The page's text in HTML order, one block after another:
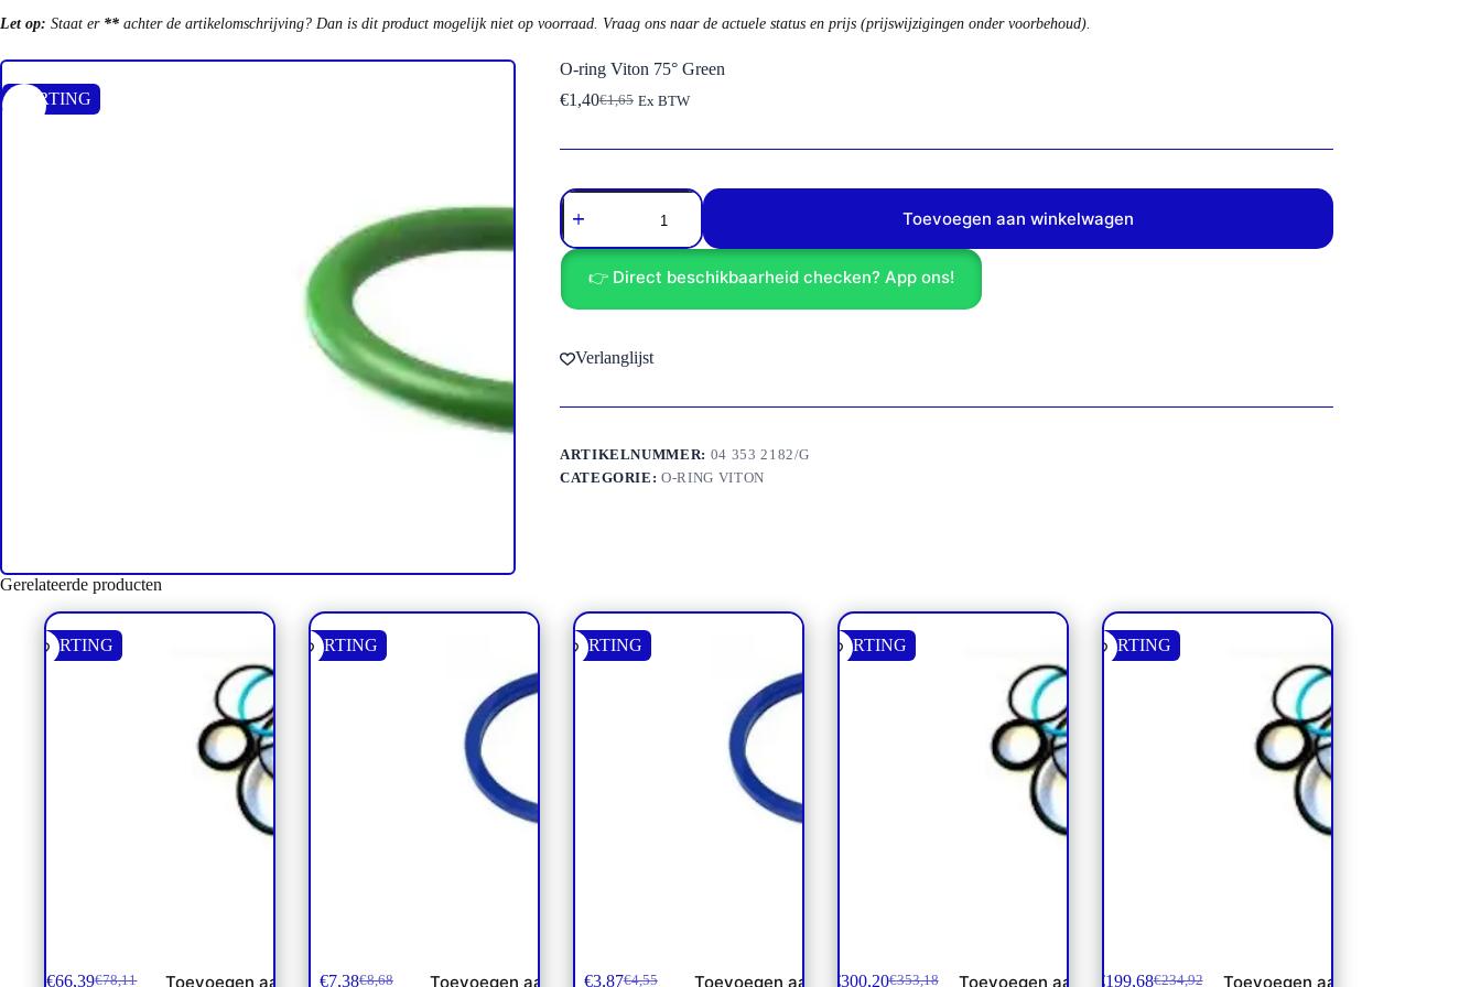
Let op: Staat er ** achter de artikelomschrijving? Dan is dit product mogelijk niet op voorraad. Vraag ons naar de actuele status en prijs (prijswijzigingen onder voorbehoud).
KORTING
O-ring Viton 75° Green
€1,65
Oorspronkelijke
was:
€1,40Huidige
is:
Ex BTW
O-
ring
Viton
75°
Green
aantal
Toevoegen aan winkelwagen
👉 Direct beschikbaarheid checken? App ons!
Verlanglijst
ARTIKELNUMMER: 04 353 2182/G
CATEGORIE:O-RING VITON
Gerelateerde producten
KORTING
€78,11
€66,39 Toevoegen aan
KORTING
€8,68
€7,38 Toevoegen aan
KORTING
€4,55
€3,87 Toevoegen aan
KORTING
€353,18
€300,20 Toevoegen aan
KORTING
€234,92
€199,68 Toevoegen aan